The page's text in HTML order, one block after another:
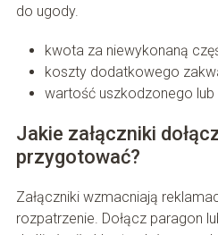
do ugody.
kwota za niewykonaną
koszty dodatkowego
wartość uszkodzonego
Jakie załączniki
przygotować?
Załączniki wzmacniają
rozpatrzenie. Dołącz paragon